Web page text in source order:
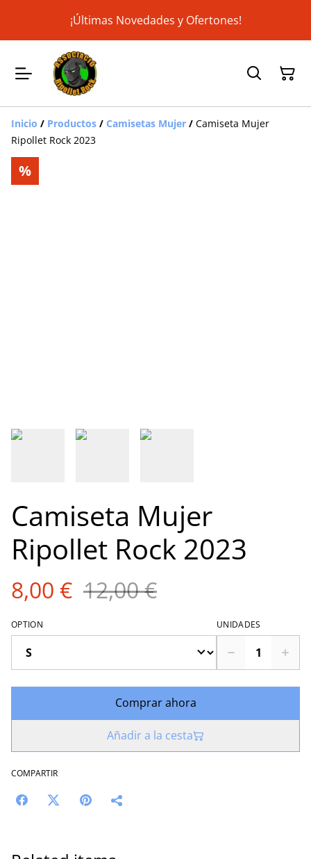
¡Últimas Novedades y Ofertones!
Inicio / Productos / Camisetas Mujer / Camiseta Mujer
Ripollet Rock 2023
%
Camiseta Mujer
Ripollet Rock 2023
8,00 € 12,00 €
OPTION UNIDADES
Comprar ahora
Añadir a la cesta
COMPARTIR